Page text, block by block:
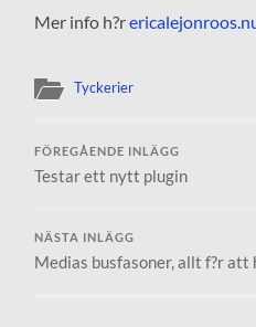
Mer info h?r
Tyckerier
FÖREGÅENDE INLÄGG
Testar ett nytt plugin
NÄSTA INLÄGG
Medias busfasoner, allt f?r